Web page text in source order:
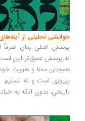
تحلیلی از آینه‌های
اصلی رمان صرفاً این
عمیق‌تر این است:
معنا و هویت خود را حفظ
است و نه تسلیم. او
بدون آنکه به خیانت،